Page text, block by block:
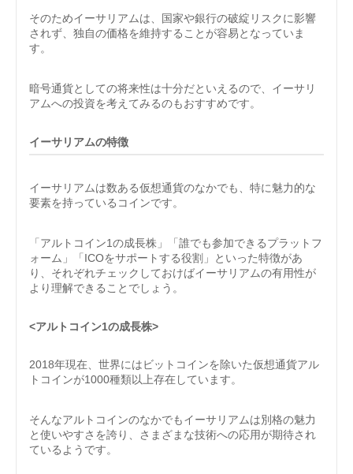
そのためイーサリアムは、国家や銀行の破綻リスクに影響
されず、独自の価格を維持することが容易となっていま
す。
暗号通貨としての将来性は十分だといえるので、イーサリ
アムへの投資を考えてみるのもおすすめです。
イーサリアムの特徴
イーサリアムは数ある仮想通貨のなかでも、特に魅力的な
要素を持っているコインです。
「アルトコイン1の成長株」「誰でも参加できるプラットフ
ォーム」「ICOをサポートする役割」といった特徴があ
り、それぞれチェックしておけばイーサリアムの有用性が
より理解できることでしょう。
<アルトコイン1の成長株>
2018年現在、世界にはビットコインを除いた仮想通貨アル
トコインが1000種類以上存在しています。
そんなアルトコインのなかでもイーサリアムは別格の魅力
と使いやすさを誇り、さまざまな技術への応用が期待され
ているようです。